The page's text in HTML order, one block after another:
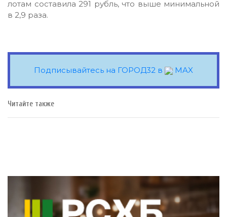
лотам составила 291 рубль, что выше минимальной
в 2,9 раза.
Подписывайтесь на ГОРОД32 в MAX
Читайте также